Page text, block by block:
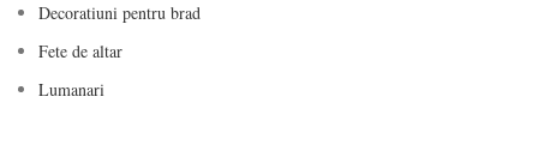
Decoratiuni pentru brad
Fete de altar
Lumanari